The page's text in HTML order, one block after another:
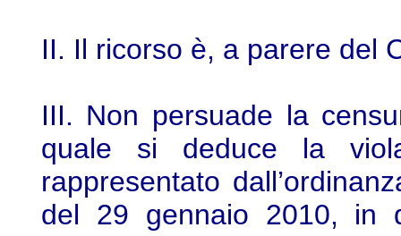
II. Il ricorso è, a parere del
III. Non persuade la
quale si deduce la
rappresentato
del 29 gennaio 2010, in